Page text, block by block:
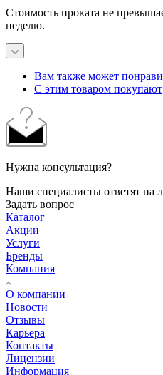
Стоимость проката не
неделю.
Вам также может
С этим товаром покупают
Нужна консультация?
Наши специалисты ответят на
Задать вопрос
Каталог
Акции
Услуги
Бренды
Компания
О компании
Новости
Отзывы
Карьера
Контакты
Лицензии
Информация